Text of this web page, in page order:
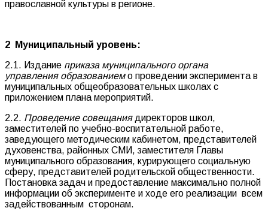
православной культуры в регионе.
2 Муниципальный уровень:
2.1. Издание приказа муниципального органа
управления образованиемо проведении эксперимента в
муниципальных общеобразовательных школах с
приложением плана мероприятий.
2.2. Проведение совещаниядиректоров школ,
заместителей по учебно-воспитательной работе,
заведующего методическим кабинетом, представителей
духовенства, районных СМИ, заместителя Главы
муниципального образования, курирующего социальную
сферу, представителей родительской общественности.
Постановка задач и предоставление максимально полной
информации об эксперименте и ходе его реализации всем
задействованным сторонам.